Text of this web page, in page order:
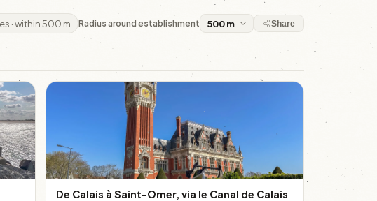
· within 500 m Radius around establishment Share
De Calais à Saint-Omer, via le Canal de Calais